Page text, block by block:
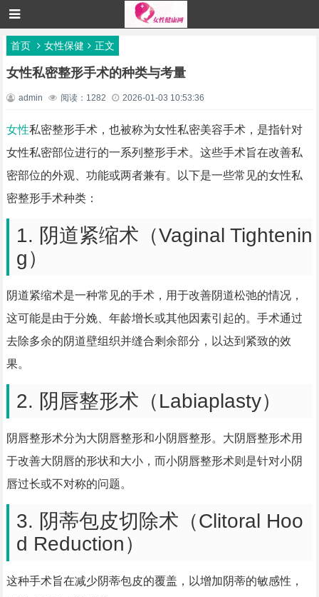
首页 女性保健 正文
女性私密整形手术的种类与考量
admin 阅读：1282 2026-01-03 10:53:36
女性私密整形手术，也被称为女性私密美容手术，是指针对
女性私密部位进行的一系列整形手术。这些手术旨在改善私
密部位的外观、功能或两者兼有。以下是一些常见的女性私
密整形手术种类：
1. 阴道紧缩术（Vaginal Tightenin
g）
阴道紧缩术是一种常见的手术，用于改善阴道松弛的情况，
这可能是由于分娩、年龄增长或其他因素引起的。手术通过
去除多余的阴道壁组织并缝合剩余部分，以达到紧致的效
果。
2. 阴唇整形术（Labiaplasty）
阴唇整形术分为大阴唇整形和小阴唇整形。大阴唇整形术用
于改善大阴唇的形状和大小，而小阴唇整形术则是针对小阴
唇过长或不对称的问题。
3. 阴蒂包皮切除术（Clitoral Hoo
d Reduction）
这种手术旨在减少阴蒂包皮的覆盖，以增加阴蒂的敏感性，